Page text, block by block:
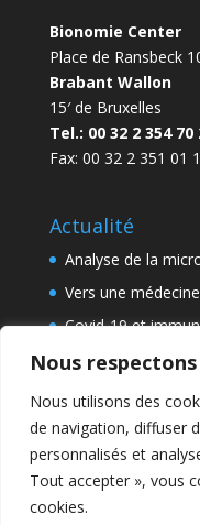
Nous
Nous utilisons des
de navigation, diffuser
personnalisés et
Tout accepter », vous
cookies.
Bionomie Center
Place de Ransbeck
Brabant Wallon
15′ de Bruxelles
Tel.: 00 32 2 354 70
Fax: 00 32 2 351 01
Actualité
Analyse de la
Vers une
Covid-19 et
Traitement des
Un visage lisse et